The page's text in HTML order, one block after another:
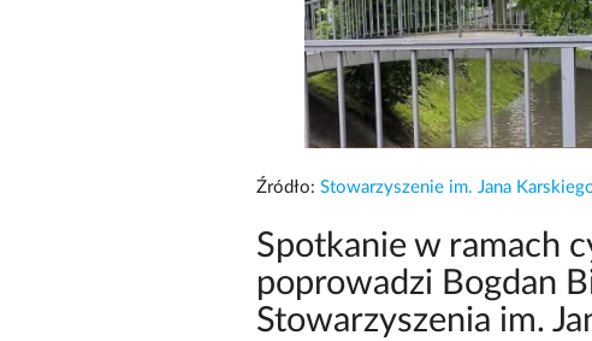
Źródło: Stowarzyszenie im. Jana
Spotkanie w ramach
poprowadzi Bogdan
Stowarzyszenia im.